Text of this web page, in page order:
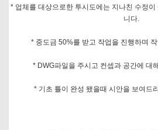
* 업체를 대상으로한 투시도에는 지나친 수정
니다.
* 중도금 50%를 받고 작업을 진행하며
* DWG파일을 주시고 컨셉과 공간에 대
* 기초 틀이 완성 됐을때 시안을 보여드